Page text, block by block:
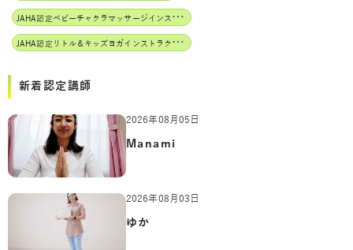
J
AHA認定ベビーチャクラマッサージインストラクター
J
AHA認定リトル＆キッズヨガインストラクター
新着認定講師
2026年08月05日
Manami
2026年08月03日
ゆか